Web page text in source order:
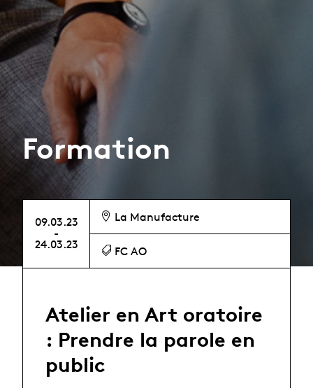
Formation
09.03.23
-
24.03.23
La Manufacture
FC AO
Atelier en Art oratoire
: Prendre la parole en
public